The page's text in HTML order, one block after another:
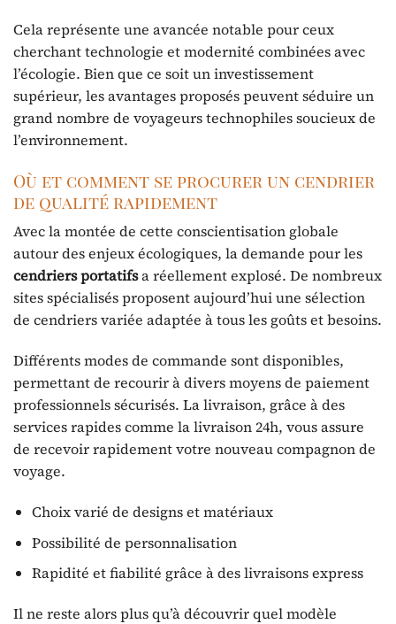
Cela représente une avancée notable pour ceux
cherchant technologie et modernité combinées avec
l’écologie. Bien que ce soit un investissement
supérieur, les avantages proposés peuvent séduire un
grand nombre de voyageurs technophiles soucieux de
l’environnement.
Où et comment se procurer un cendrier
de qualité rapidement
Avec la montée de cette conscientisation globale
autour des enjeux écologiques, la demande pour les
cendriers portatifsa réellement explosé. De nombreux
sites spécialisés proposent aujourd’hui une sélection
de cendriers variée adaptée à tous les goûts et besoins.
Différents modes de commande sont disponibles,
permettant de recourir à divers moyens de paiement
professionnels sécurisés. La livraison, grâce à des
services rapides comme la livraison 24h, vous assure
de recevoir rapidement votre nouveau compagnon de
voyage.
Choix varié de designs et matériaux
Possibilité de personnalisation
Rapidité et fiabilité grâce à des livraisons express
Il ne reste alors plus qu’à découvrir quel modèle